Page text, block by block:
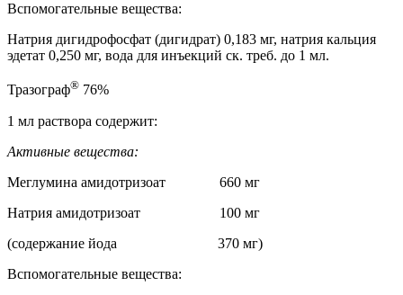
Вспомогательные вещества:
Натрия дигидрофосфат (дигидрат) 0,183 мг, натрия кальция
эдетат 0,250 мг, вода для инъекций ск. треб. до 1 мл.
Тразограф® 76%
1 мл раствора содержит:
Активные вещества:
Меглумина амидотризоат 660 мг
Натрия амидотризоат 100 мг
(содержание йода 370 мг)
Вспомогательные вещества: